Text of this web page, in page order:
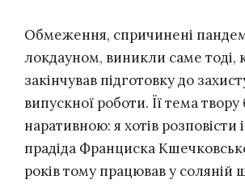
Обмеження, спричинені
локдауном, виникли саме тоді,
закінчував підготовку до
випускної роботи. Її тема твору
наративною: я хотів розповісти
прадіда Франциска
років тому працював у соляній